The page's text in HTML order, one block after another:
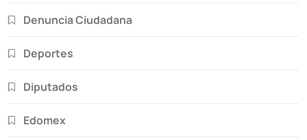
Denuncia Ciudadana
Deportes
Diputados
Edomex